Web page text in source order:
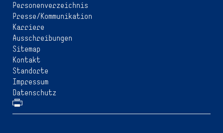
Personenverzeichnis
Presse/Kommunikation
Karriere
Ausschreibungen
Sitemap
Kontakt
Standorte
Impressum
Datenschutz